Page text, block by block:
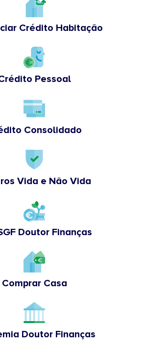
Crédito Habitação
Pessoal
Consolidado
Vida e Não Vida
Doutor Finanças
Comprar Casa
Doutor Finanças